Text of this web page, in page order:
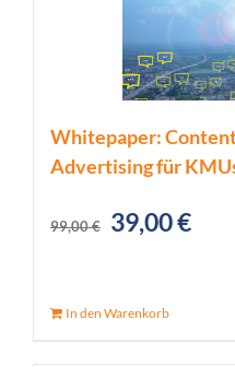
Whitepaper:
Advertising für
99,00€ 39,00€
In den Warenkorb